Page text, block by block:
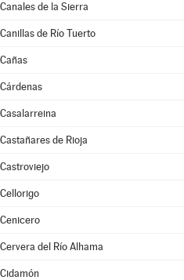
Canales de la Sierra
Canillas de Río Tuerto
Cañas
Cárdenas
Casalarreina
Castañares de Rioja
Castroviejo
Cellorigo
Cenicero
Cervera del Río Alhama
Cidamón